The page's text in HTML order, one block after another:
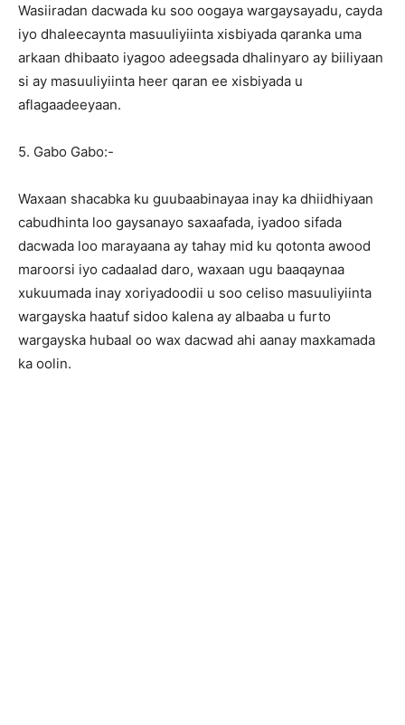
Wasiiradan dacwada ku soo oogaya wargaysayadu, cayda
iyo dhaleecaynta masuuliyiinta xisbiyada qaranka uma
arkaan dhibaato iyagoo adeegsada dhalinyaro ay biiliyaan
si ay masuuliyiinta heer qaran ee xisbiyada u
aflagaadeeyaan.
5. Gabo Gabo:-
Waxaan shacabka ku guubaabinayaa inay ka dhiidhiyaan
cabudhinta loo gaysanayo saxaafada, iyadoo sifada
dacwada loo marayaana ay tahay mid ku qotonta awood
maroorsi iyo cadaalad daro, waxaan ugu baaqaynaa
xukuumada inay xoriyadoodii u soo celiso masuuliyiinta
wargayska haatuf sidoo kalena ay albaaba u furto
wargayska hubaal oo wax dacwad ahi aanay maxkamada
ka oolin.